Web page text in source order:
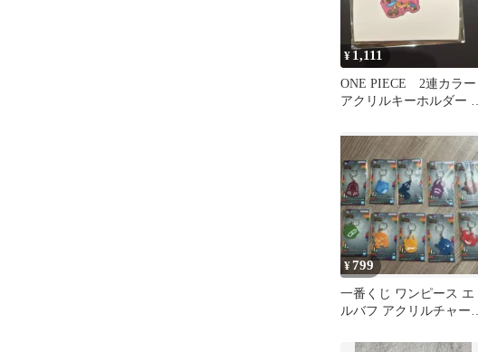
¥ 1,111
ONE PIECE 2連カラー
アクリルキーホルダー チ
¥799
一番くじ ワンピース エ
ルバフ アクリルチャー